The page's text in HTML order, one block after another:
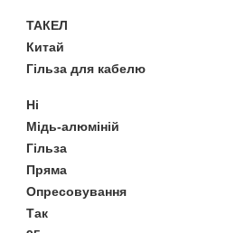
ТАКЕЛ
Китай
Гільза для кабелю
Ні
Мідь-алюміній
Гільза
Пряма
Опресовування
Так